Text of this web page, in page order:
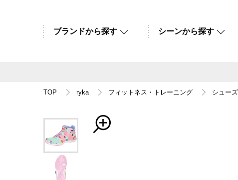
ブランドから探す シーンから探す
TOP ryka フィットネス・トレーニング シューズ